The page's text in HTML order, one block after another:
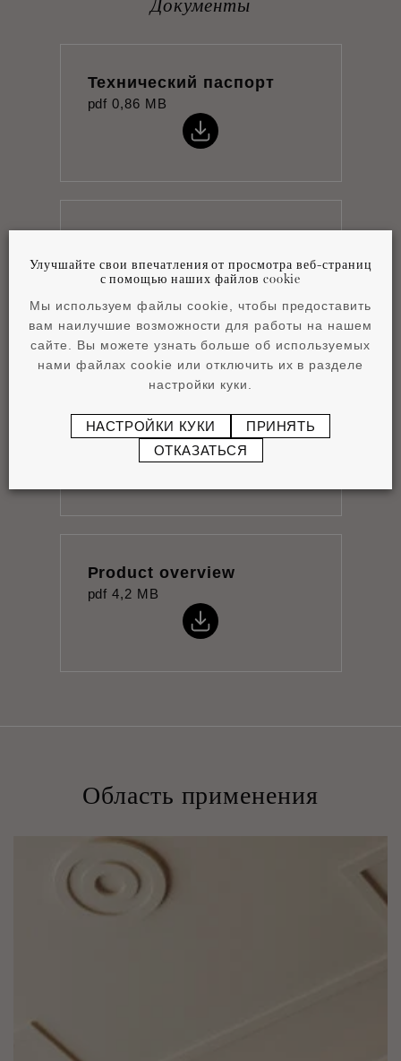
Документы
Технический паспорт
pdf 0,86 MB
панно
pdf 10,12 MB
Инструкции по установке
pdf 0,96 MB
Product overview
pdf 4,2 MB
Область применения
Улучшайте свои впечатления от просмотра веб-страниц
с помощью наших файлов cookie
Мы используем файлы cookie, чтобы предоставить
вам наилучшие возможности для работы на нашем
сайте. Вы можете узнать больше об используемых
нами файлах cookie или отключить их в разделе
настройки куки.
НАСТРОЙКИ КУКИ
ПРИНЯТЬ
ОТКАЗАТЬСЯ